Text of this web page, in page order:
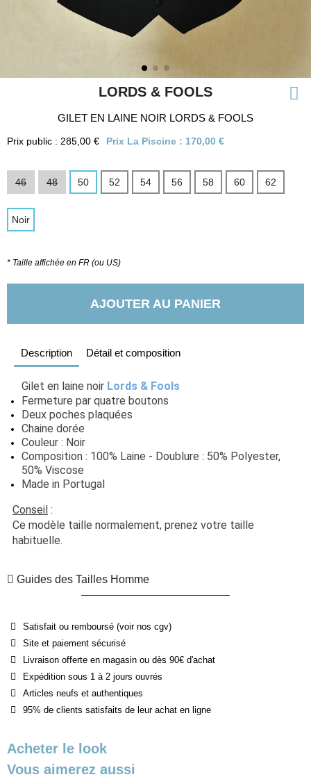
LORDS & FOOLS
GILET EN LAINE NOIR LORDS & FOOLS
Prix public : 285,00 € Prix La Piscine : 170,00 €
46 48 50 52 54 56 58 60 62
Noir
* Taille affichée en FR (ou US)
AJOUTER AU PANIER
Description Détail et composition
Gilet en laine noir Lords & Fools
Fermeture par quatre boutons
Deux poches plaquées
Chaine dorée
Couleur : Noir
Composition : 100% Laine - Doublure : 50% Polyester,
50% Viscose
Made in Portugal
Conseil :
Ce modèle taille normalement, prenez votre taille
habituelle.
Guides des Tailles Homme
Satisfait ou remboursé (voir nos cgv)
Site et paiement sécurisé
Livraison offerte en magasin ou dès 90€ d'achat
Expédition sous 1 à 2 jours ouvrés
Articles neufs et authentiques
95% de clients satisfaits de leur achat en ligne
Acheter le look
Vous aimerez aussi